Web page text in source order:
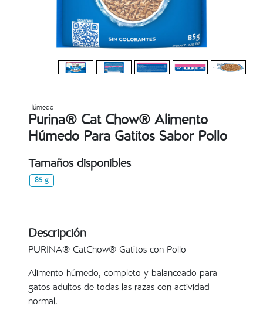
Húmedo
Purina® Cat Chow® Alimento
Húmedo Para Gatitos Sabor Pollo
Tamaños disponibles
85 g
Descripción
PURINA® CatChow® Gatitos con Pollo
Alimento húmedo, completo y balanceado para
gatos adultos de todas las razas con actividad
normal.